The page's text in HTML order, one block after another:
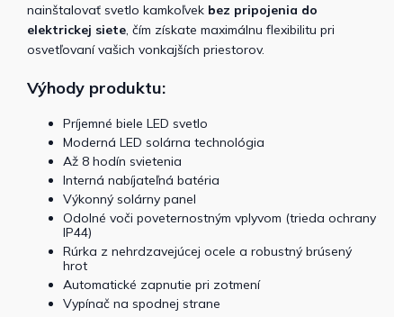
nainštalovať svetlo kamkoľvek bez pripojenia do
elektrickej siete , čím získate maximálnu flexibilitu pri
osvetľovaní vašich vonkajších priestorov.
Výhody produktu:
Príjemné biele LED svetlo
Moderná LED solárna technológia
Až 8 hodín svietenia
Interná nabíjateľná batéria
Výkonný solárny panel
Odolné voči poveternostným vplyvom (trieda ochrany
IP44)
Rúrka z nehrdzavejúcej ocele a robustný brúsený
hrot
Automatické zapnutie pri zotmení
Vypínač na spodnej strane